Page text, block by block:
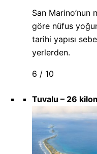
San Marino’nun
göre nüfus
tarihi yapısı
yerlerden.
6 / 10
Tuvalu – 26